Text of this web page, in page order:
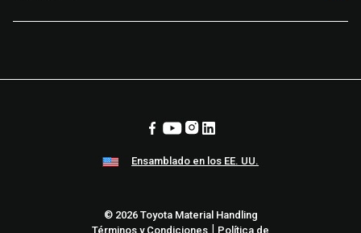
Ensamblado en los EE. UU.
© 2026 Toyota Material Handling
Términos y Condiciones
Política de